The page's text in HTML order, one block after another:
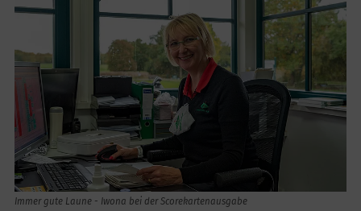
Immer gute Laune - Iwona bei der Scorekartenausgabe